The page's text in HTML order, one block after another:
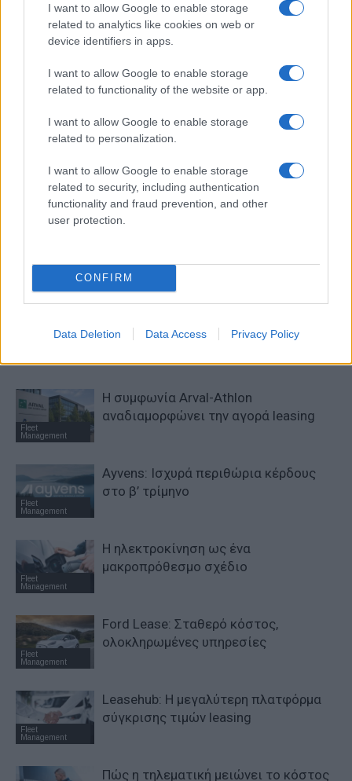
I want to allow Google to enable storage
related to analytics like cookies on web or
device identifiers in apps.
I want to allow Google to enable storage
related to functionality of the website or app.
I want to allow Google to enable storage
related to personalization.
I want to allow Google to enable storage
related to security, including authentication
functionality and fraud prevention, and other
user protection.
CONFIRM
Data Deletion Data Access Privacy Policy
ΕΤΙΚΕΤΕΣ ACEA LCV Ευρώπη
Προηγούμενο άρθρο
Fleet
Management
Η συμφωνία Arval-Athlon
αναδιαμορφώνει την αγορά leasing
Fleet
Management
Ayvens: Iσχυρά περιθώρια κέρδους
στο β’ τρίμηνο
Fleet
Management
Η ηλεκτροκίνηση ως ένα
μακροπρόθεσμο σχέδιο
Fleet
Management
Ford Lease: Σταθερό κόστος,
ολοκληρωμένες υπηρεσίες
Fleet
Management
Leasehub: Η μεγαλύτερη πλατφόρμα
σύγκρισης τιμών leasing
Πώς η τηλεματική μειώνει το κόστος